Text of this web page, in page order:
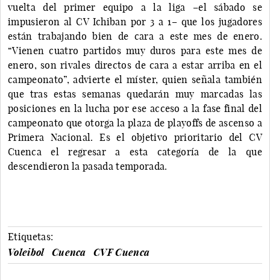
vuelta del primer equipo a la liga –el sábado se
impusieron al CV Ichiban por 3 a 1– que los jugadores
están trabajando bien de cara a este mes de enero.
“Vienen cuatro partidos muy duros para este mes de
enero, son rivales directos de cara a estar arriba en el
campeonato”, advierte el míster, quien señala también
que tras estas semanas quedarán muy marcadas las
posiciones en la lucha por ese acceso a la fase final del
campeonato que otorga la plaza de playoffs de ascenso a
Primera Nacional. Es el objetivo prioritario del CV
Cuenca el regresar a esta categoría de la que
descendieron la pasada temporada.
Etiquetas:
Voleibol
Cuenca CVF Cuenca